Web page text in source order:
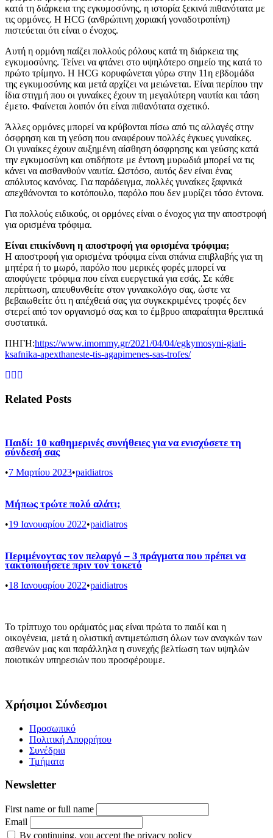
κατά τη διάρκεια της εγκυμοσύνης, η ιστορία ξεκινά πιθανότατα με
τις ορμόνες. Η HCG (ανθρώπινη χοριακή γοναδοτροπίνη)
πιστεύεται ότι είναι ο ένοχος.
Αυτή η ορμόνη παίζει πολλούς ρόλους κατά τη διάρκεια της
εγκυμοσύνης. Τείνει να φτάνει στο υψηλότερο σημείο της κατά το
πρώτο τρίμηνο. Η HCG κορυφώνεται γύρω στην 11η εβδομάδα
της εγκυμοσύνης και μετά αρχίζει να μειώνεται. Είναι περίπου την
ίδια στιγμή που οι γυναίκες έχουν τη μεγαλύτερη ναυτία και τάση
έμετο. Φαίνεται λοιπόν ότι είναι πιθανότατα σχετικό.
Άλλες ορμόνες μπορεί να κρύβονται πίσω από τις αλλαγές στην
όσφρηση και τη γεύση που αναφέρουν πολλές έγκυες γυναίκες.
Οι γυναίκες έχουν αυξημένη αίσθηση όσφρησης και γεύσης κατά
την εγκυμοσύνη και οτιδήποτε με έντονη μυρωδιά μπορεί να τις
κάνει να αισθανθούν ναυτία. Ωστόσο, αυτός δεν είναι ένας
απόλυτος κανόνας. Για παράδειγμα, πολλές γυναίκες ξαφνικά
απεχθάνονται το κοτόπουλο, παρόλο που δεν μυρίζει τόσο έντονα.
Για πολλούς ειδικούς, οι ορμόνες είναι ο ένοχος για την αποστροφή
για ορισμένα τρόφιμα.
Είναι επικίνδυνη η αποστροφή για ορισμένα τρόφιμα;
Η αποστροφή για ορισμένα τρόφιμα είναι σπάνια επιβλαβής για τη
μητέρα ή το μωρό, παρόλο που μερικές φορές μπορεί να
αποφύγετε τρόφιμα που είναι ευεργετικά για εσάς. Σε κάθε
περίπτωση, απευθυνθείτε στον γυναικολόγο σας, ώστε να
βεβαιωθείτε ότι η απέχθειά σας για συγκεκριμένες τροφές δεν
στερεί από τον οργανισμό σας και το έμβρυο απαραίτητα θρεπτικά
συστατικά.
ΠΗΓΗ:https://www.imommy.gr/2021/04/04/egkymosyni-giati-
ksafnika-apexthaneste-tis-agapimenes-sas-trofes/
Related Posts
Παιδί: 10 καθημερινές συνήθειες για να ενισχύσετε τη
σύνδεσή σας
•7 Μαρτίου 2023•paidiatros
Μήπως τρώτε πολύ αλάτι;
•19 Ιανουαρίου 2022•paidiatros
Περιμένοντας τον πελαργό – 3 πράγματα που πρέπει να
τακτοποιήσετε πριν τον τοκετό
•18 Ιανουαρίου 2022•paidiatros
Το τρίπτυχο του οράματός μας είναι πρώτα το παιδί και η
οικογένεια, μετά η ολιστική αντιμετώπιση όλων των αναγκών των
ασθενών μας και παράλληλα η συνεχής βελτίωση των υψηλών
ποιοτικών υπηρεσιών που προσφέρουμε.
Χρήσιμοι Σύνδεσμοι
Προσωπικό
Πολιτική Απορρήτου
Συνέδρια
Τμήματα
Newsletter
First name or full name
Email
By continuing, you accept the privacy policy